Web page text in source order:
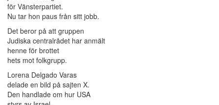
för Vänsterpartiet.
Nu tar hon paus från sitt jobb.
Det beror på att gruppen
Judiska centralrådet har anmält
henne för brottet
hets mot folkgrupp.
Lorena Delgado Varas
delade en bild på sajten X.
Den handlade om hur USA